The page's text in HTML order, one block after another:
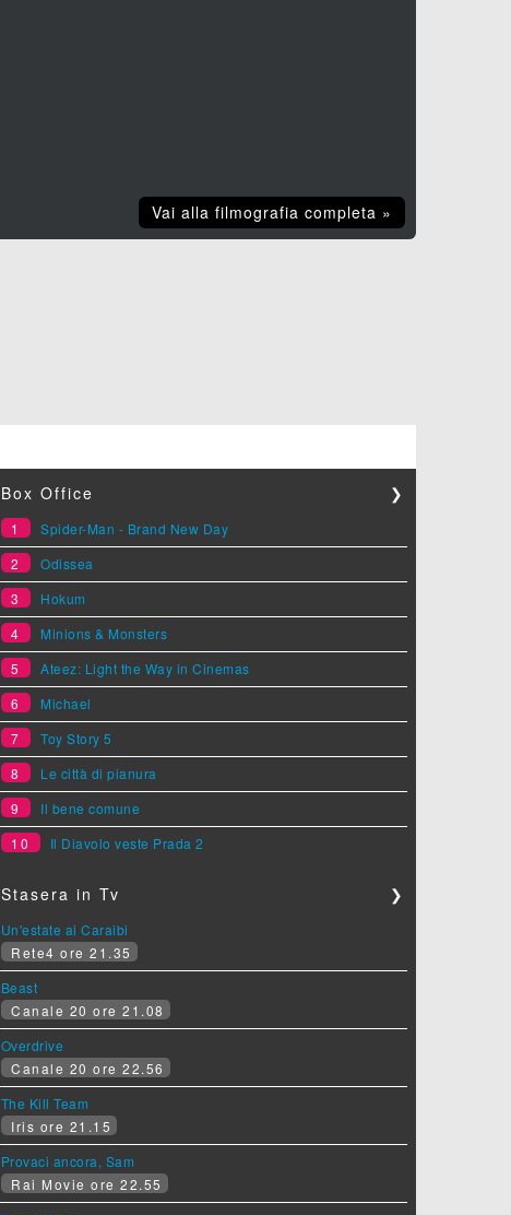
Vai alla filmografia completa »
Box Office ❯
1
Spider-Man - Brand New Day
2
Odissea
3
Hokum
4
Minions & Monsters
5
Ateez: Light the Way in Cinemas
6
Michael
7
Toy Story 5
8
Le città di pianura
9
Il bene comune
10
Il Diavolo veste Prada 2
Stasera in Tv ❯
Un'estate ai Caraibi
Rete4 ore 21.35
Beast
Canale 20 ore 21.08
Overdrive
Canale 20 ore 22.56
The Kill Team
Iris ore 21.15
Provaci ancora, Sam
Rai Movie ore 22.55